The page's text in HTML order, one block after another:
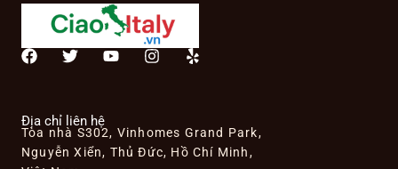
F
b
o
o
T
t
e
r
Y
b
e
I
g
r
Y
Địa chỉ liên hệ
Tòa nhà S302, Vinhomes Grand Park,
Nguyễn Xiển, Thủ Đức, Hồ Chí Minh,